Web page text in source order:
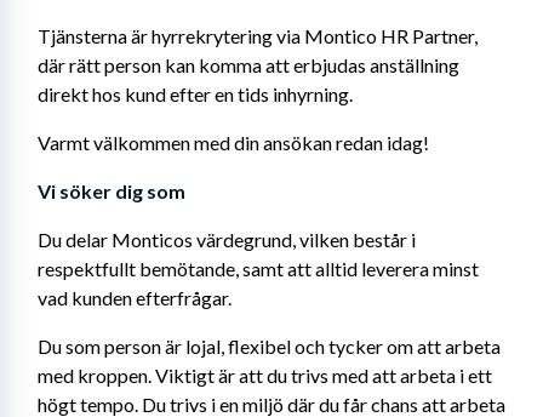
Tjänsterna är hyrrekrytering via Montico HR Partner,
där rätt person kan komma att erbjudas anställning
direkt hos kund efter en tids inhyrning.
Varmt välkommen med din ansökan redan idag!
Vi söker dig som
Du delar Monticos värdegrund, vilken består i
respektfullt bemötande, samt att alltid leverera minst
vad kunden efterfrågar.
Du som person är lojal, flexibel och tycker om att arbeta
med kroppen. Viktigt är att du trivs med att arbeta i ett
högt tempo. Du trivs i en miljö där du får chans att arbeta